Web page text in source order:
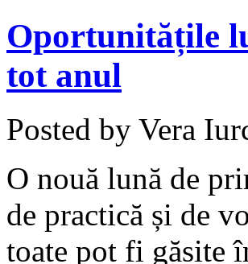
Oportunitățile
tot anul
Posted by Vera
O nouă lună de
de practică și de
toate pot fi găsite